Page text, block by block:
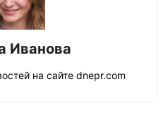
Иванова
на сайте dnepr.com